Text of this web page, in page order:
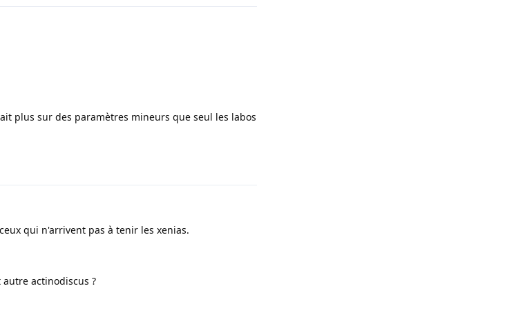
plus sur des paramètres mineurs que seul les labos
qui n'arrivent pas à tenir les xenias.
actinodiscus ?